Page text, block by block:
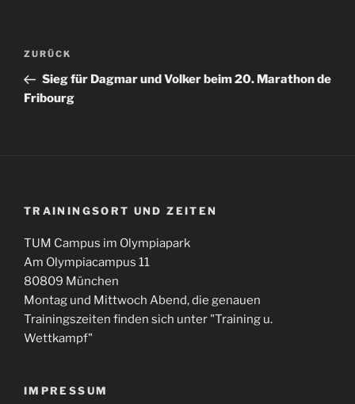
Beitragsnavigation
Vorheriger
Beitrag
ZURÜCK
Sieg für Dagmar und Volker beim 20. Marathon de
Fribourg
TRAININGSORT UND ZEITEN
TUM Campus im Olympiapark
Am Olympiacampus 11
80809 München
Montag und Mittwoch Abend, die genauen
Trainingszeiten finden sich unter "Training u.
Wettkampf"
IMPRESSUM